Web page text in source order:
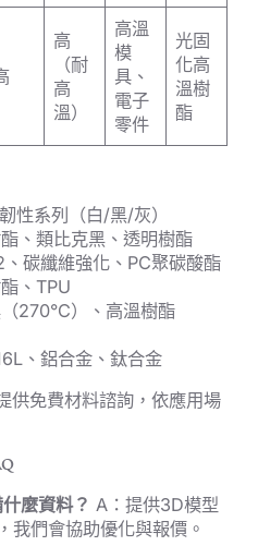
高
（耐
高
溫）
高溫
模
具、
電子
零件
光固
化高
溫樹
酯
性系列（白/黑/灰）
酯、類比克黑、透明樹酯
、碳纖維強化、PC聚碳酸酯
、TPU
（270°C）、高溫樹酯
、鋁合金、鈦合金
供免費材料諮詢，依應用場
麼資料？ A：提供3D模型
我們會協助優化與報價。